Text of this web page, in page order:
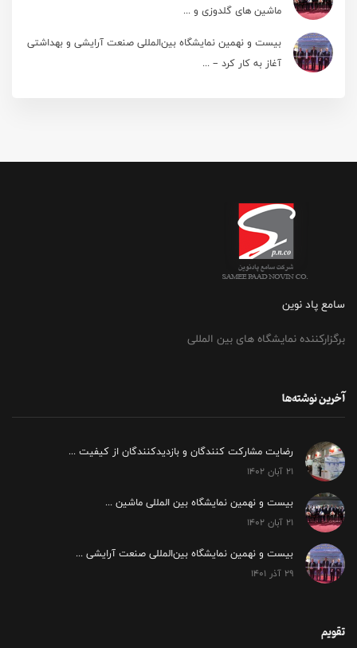
ماشین های گلدوزی و ...
بیست و نهمین نمایشگاه بین‌المللی صنعت آرایشی و بهداشتی
آغاز به کار کرد – ...
سامع پاد نوین
برگزارکننده نمایشگاه های بین المللی
آخرین نوشته‌ها
رضایت مشارکت کنندگان و بازدیدکنندگان از کیفیت ...
۲۱ آبان ۱۴۰۲
بیست و نهمین نمایشگاه بین المللی ماشین ...
۲۱ آبان ۱۴۰۲
بیست و نهمین نمایشگاه بین‌المللی صنعت آرایشی ...
۲۹ آذر ۱۴۰۱
تقویم